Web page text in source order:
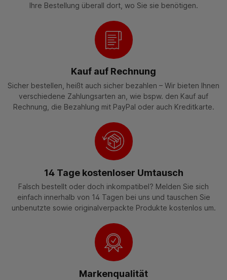
Ihre Bestellung überall dort, wo Sie sie benötigen.
Kauf auf Rechnung
Sicher bestellen, heißt auch sicher bezahlen – Wir bieten Ihnen
verschiedene Zahlungsarten an, wie bspw. den Kauf auf
Rechnung, die Bezahlung mit PayPal oder auch Kreditkarte.
14 Tage kostenloser Umtausch
Falsch bestellt oder doch inkompatibel? Melden Sie sich
einfach innerhalb von 14 Tagen bei uns und tauschen Sie
unbenutzte sowie originalverpackte Produkte kostenlos um.
Markenqualität